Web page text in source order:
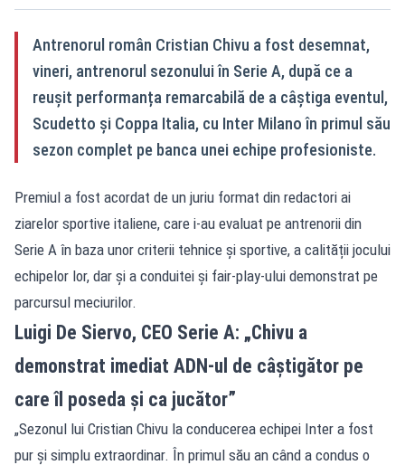
Antrenorul român Cristian Chivu a fost desemnat,
vineri, antrenorul sezonului în Serie A, după ce a
reușit performanța remarcabilă de a câștiga eventul,
Scudetto și Coppa Italia, cu Inter Milano în primul său
sezon complet pe banca unei echipe profesioniste.
Premiul a fost acordat de un juriu format din redactori ai
ziarelor sportive italiene, care i-au evaluat pe antrenorii din
Serie A în baza unor criterii tehnice și sportive, a calității jocului
echipelor lor, dar și a conduitei și fair-play-ului demonstrat pe
parcursul meciurilor.
Luigi De Siervo, CEO Serie A: „Chivu a
demonstrat imediat ADN-ul de câștigător pe
care îl poseda și ca jucător”
„Sezonul lui Cristian Chivu la conducerea echipei Inter a fost
pur și simplu extraordinar. În primul său an când a condus o